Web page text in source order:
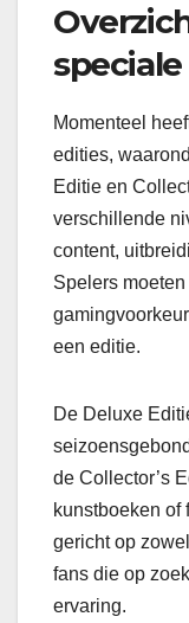
Momenteel
edities,
Editie en
verschillende
content,
Spelers
een editie.
De Deluxe
de Collector’s
kunstboeken of
gericht op
fans die op
ervaring.